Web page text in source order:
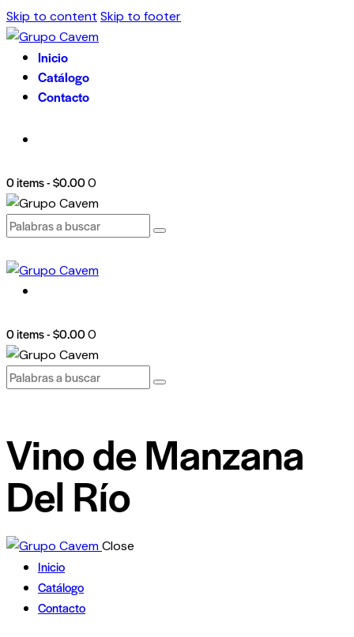
Skip to content Skip to footer
Inicio
Catálogo
Contacto
0 items-$0.000
0 items-$0.000
Vino de Manzana
Del Río
Close
Inicio
Catálogo
Contacto